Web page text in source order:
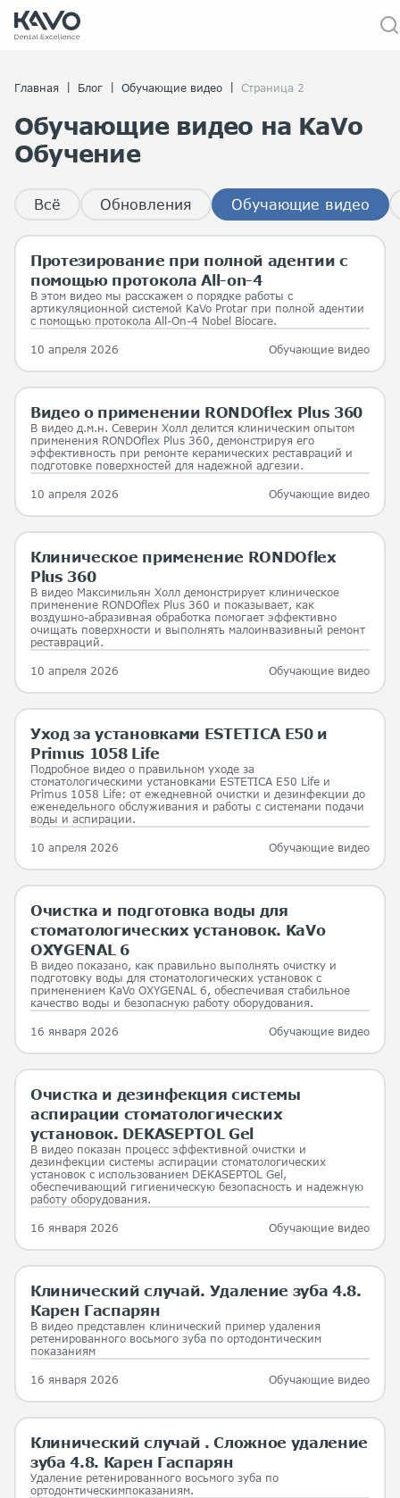
Главная Блог Обучающие видео Страница 2
Обучающие видео на KaVo
Обучение
Всё Обновления Обучающие видео
Протезирование при полной адентии с
помощью протокола All-on-4
В этом видео мы расскажем о порядке работы с
артикуляционной системой KaVo Protar при полной адентии
с помощью протокола All-On-4 Nobel Biocare.
10 апреля 2026 Обучающие видео
Видео о применении RONDOflex Plus 360
В видео д.м.н. Северин Холл делится клиническим опытом
применения RONDOflex Plus 360, демонстрируя его
эффективность при ремонте керамических реставраций и
подготовке поверхностей для надежной адгезии.
10 апреля 2026 Обучающие видео
Клиническое применение RONDOflex
Plus 360
В видео Максимильян Холл демонстрирует клиническое
применение RONDOflex Plus 360 и показывает, как
воздушно-абразивная обработка помогает эффективно
очищать поверхности и выполнять малоинвазивный ремонт
реставраций.
10 апреля 2026 Обучающие видео
Уход за установками ESTETICA E50 и
Primus 1058 Life
Подробное видео о правильном уходе за
стоматологическими установками ESTETICA E50 Life и
Primus 1058 Life: от ежедневной очистки и дезинфекции до
еженедельного обслуживания и работы с системами подачи
воды и аспирации.
10 апреля 2026 Обучающие видео
Очистка и подготовка воды для
стоматологических установок. KaVo
OXYGENAL 6
В видео показано, как правильно выполнять очистку и
подготовку воды для стоматологических установок с
применением KaVo OXYGENAL 6, обеспечивая стабильное
качество воды и безопасную работу оборудования.
16 января 2026 Обучающие видео
Очистка и дезинфекция системы
аспирации стоматологических
установок. DEKASEPTOL Gel
В видео показан процесс эффективной очистки и
дезинфекции системы аспирации стоматологических
установок с использованием DEKASEPTOL Gel,
обеспечивающий гигиеническую безопасность и надежную
работу оборудования.
16 января 2026 Обучающие видео
Клинический случай. Удаление зуба 4.8.
Карен Гаспарян
В видео представлен клинический пример удаления
ретенированного восьмого зуба по ортодонтическим
показаниям
16 января 2026 Обучающие видео
Клинический случай . Сложное удаление
зуба 4.8. Карен Гаспарян
Удаление ретенированного восьмого зуба по
ортодонтическимпоказаниям.